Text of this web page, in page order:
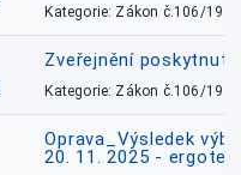
Kategorie: Zákon č.106/1999
Zveřejnění
Kategorie: Zákon č.106/1999
Oprava_Výsledek
20. 11. 2025 -